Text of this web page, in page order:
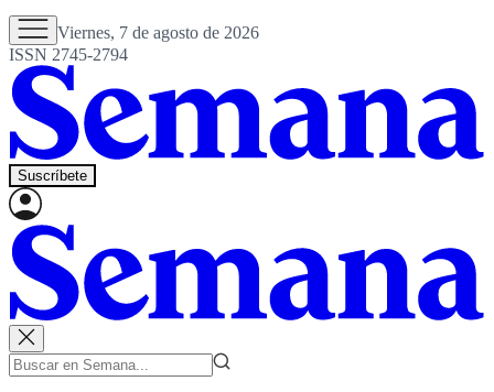
Viernes, 7 de agosto de 2026
ISSN 2745-2794
Suscríbete